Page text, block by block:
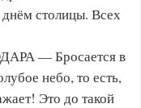
столицы. Всех
— Бросается в
небо, то есть,
Это до такой